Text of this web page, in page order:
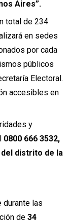
Aires”.
total de 234
en sedes
por cada
públicos
Electoral.
accesibles en
y
0800 666 3532,
distrito de la
durante las
de 34